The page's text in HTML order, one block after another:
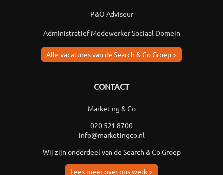
P&O Adviseur
Administratief Medewerker Sociaal Domein
Alle vacatures van de Search & Co Groep >
CONTACT
Marketing & Co
020 521 8700
info@marketingco.nl
Wij zijn onderdeel van de Search & Co Groep
Lees meer over ons werk >